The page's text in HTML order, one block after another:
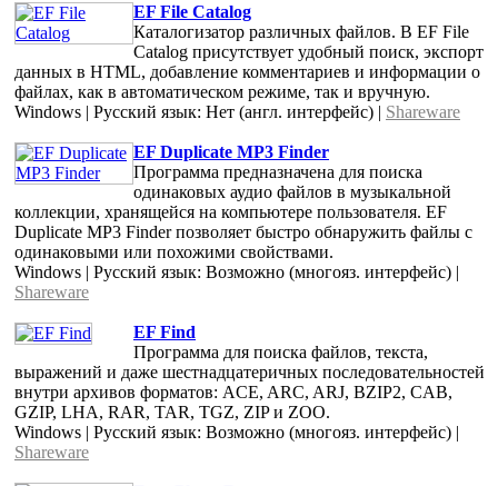
EF File Catalog
Каталогизатор различных файлов. В EF File
Catalog присутствует удобный поиск, экспорт
данных в HTML, добавление комментариев и информации о
файлах, как в автоматическом режиме, так и вручную.
Windows | Русский язык: Нет (англ. интерфейс) | Shareware
EF Duplicate MP3 Finder
Программа предназначена для поиска
одинаковых аудио файлов в музыкальной
коллекции, хранящейся на компьютере пользователя. EF
Duplicate MP3 Finder позволяет быстро обнаружить файлы с
одинаковыми или похожими свойствами.
Windows | Русский язык: Возможно (многояз. интерфейс) |
Shareware
EF Find
Программа для поиска файлов, текста,
выражений и даже шестнадцатеричных последовательностей
внутри архивов форматов: ACE, ARC, ARJ, BZIP2, CAB,
GZIP, LHA, RAR, TAR, TGZ, ZIP и ZOO.
Windows | Русский язык: Возможно (многояз. интерфейс) |
Shareware